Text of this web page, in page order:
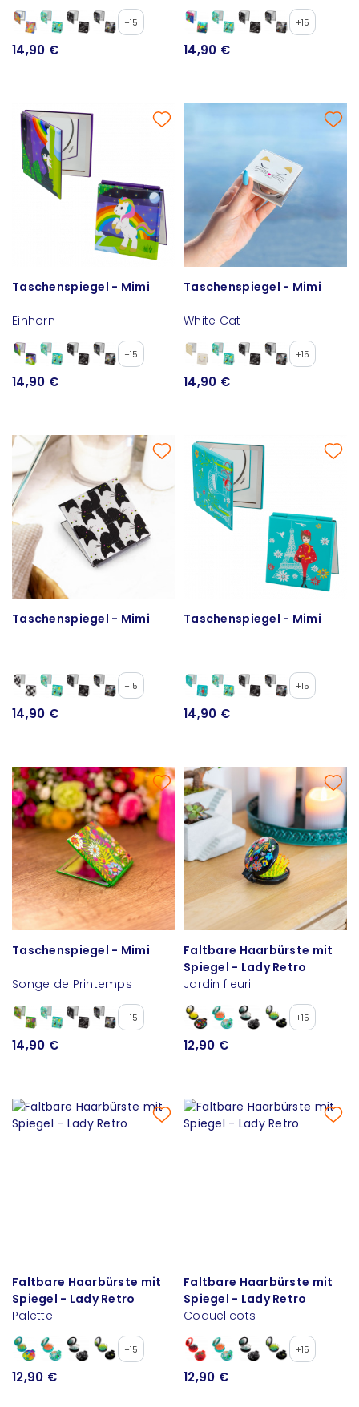
+15
14,90 €
+15
14,90 €
Taschenspiegel - Mimi
Einhorn
+15
14,90 €
Taschenspiegel - Mimi
White Cat
+15
14,90 €
Taschenspiegel - Mimi
+15
14,90 €
Taschenspiegel - Mimi
+15
14,90 €
Taschenspiegel - Mimi
Songe de Printemps
+15
14,90 €
Faltbare Haarbürste mit
Spiegel - Lady Retro
Jardin fleuri
+15
12,90 €
Faltbare Haarbürste mit
Spiegel - Lady Retro
Palette
+15
12,90 €
Faltbare Haarbürste mit
Spiegel - Lady Retro
Coquelicots
+15
12,90 €